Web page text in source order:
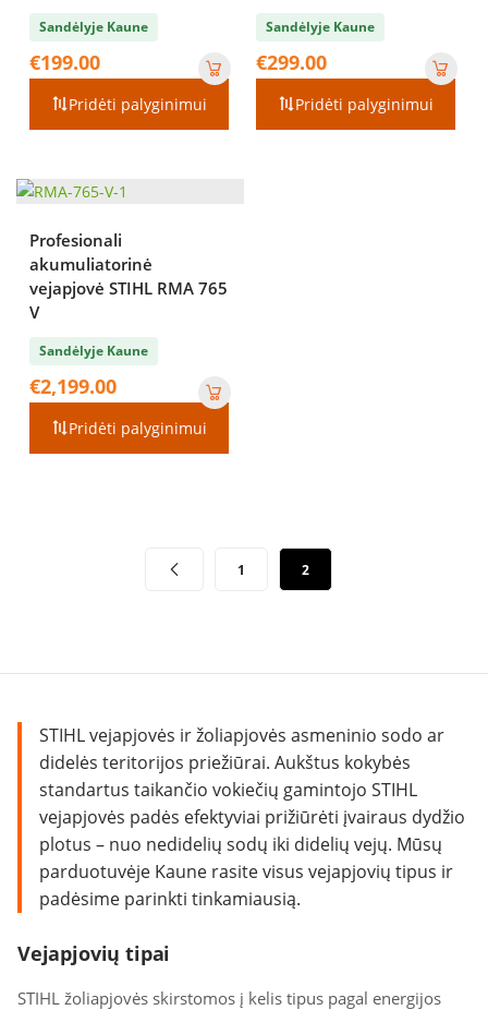
Sandėlyje Kaune
€199.00
Pridėti palyginimui
Sandėlyje Kaune
€299.00
Pridėti palyginimui
Profesionali
akumuliatorinė
vejapjovė STIHL RMA 765
V
Sandėlyje Kaune
€2,199.00
Pridėti palyginimui
1 2
STIHL vejapjovės ir žoliapjovės asmeninio sodo ar
didelės teritorijos priežiūrai. Aukštus kokybės
standartus taikančio vokiečių gamintojo STIHL
vejapjovės padės efektyviai prižiūrėti įvairaus dydžio
plotus – nuo nedidelių sodų iki didelių vejų. Mūsų
parduotuvėje Kaune rasite visus vejapjovių tipus ir
padėsime parinkti tinkamiausią.
Vejapjovių tipai
STIHL žoliapjovės skirstomos į kelis tipus pagal energijos